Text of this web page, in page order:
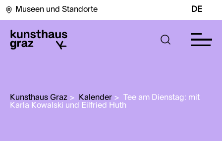
Museen und Standorte DE
Kunsthaus Graz > Kalender >
Tee am Dienstag: mit
Karla Kowalski und Eilfried Huth